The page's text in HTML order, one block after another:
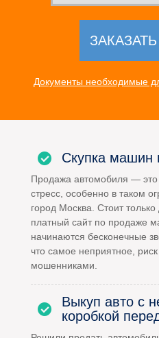
Документы необходимые
Скупка машин
Продажа автомобиля — это
стресс, особенно в таком
город Москва. Стоит
платный сайт по продаже
начинаются бесконечные
что самое неприятное, риск
мошенниками.
Выкуп авто с
коробкой